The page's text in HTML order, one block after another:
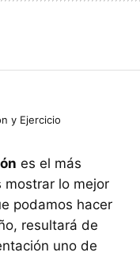
y Ejercicio
es el más
mostrar lo mejor
podamos hacer
resultará de
uno de